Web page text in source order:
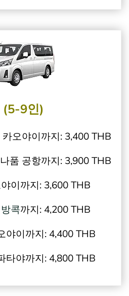
(5-9인)
오야이까지: 3,400 THB
품 공항까지: 3,900 THB
이까지: 3,600 THB
방콕까지: 4,200 THB
야이까지: 4,400 THB
타야까지: 4,800 THB